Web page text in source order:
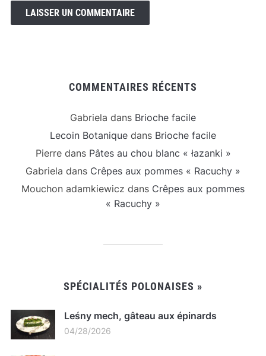
COMMENTAIRES RÉCENTS
Gabriela dans Brioche facile
Lecoin Botanique dans Brioche facile
Pierredans Pâtes au chou blanc « łazanki »
Gabriela dans Crêpes aux pommes « Racuchy »
Mouchon adamkiewicz dans Crêpes aux pommes
« Racuchy »
SPÉCIALITÉS POLONAISES »
Leśny mech, gâteau aux épinards
04/28/2026